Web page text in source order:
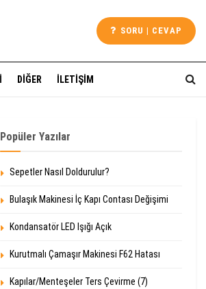
SORU | CEVAP
DIĞER İLETIŞIM
Popüler Yazılar
Sepetler Nasıl Doldurulur?
Bulaşık Makinesi İç Kapı Contası Değişimi
Kondansatör LED Işığı Açık
Kurutmalı Çamaşır Makinesi F62 Hatası
Kapılar/Menteşeler Ters Çevirme (7)